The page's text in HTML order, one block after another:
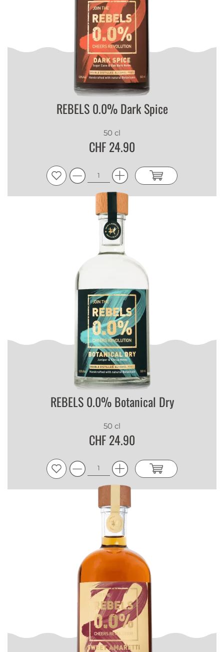
REBELS 0.0% Dark Spice
50 cl
CHF 24.90
REBELS 0.0% Botanical Dry
50 cl
CHF 24.90